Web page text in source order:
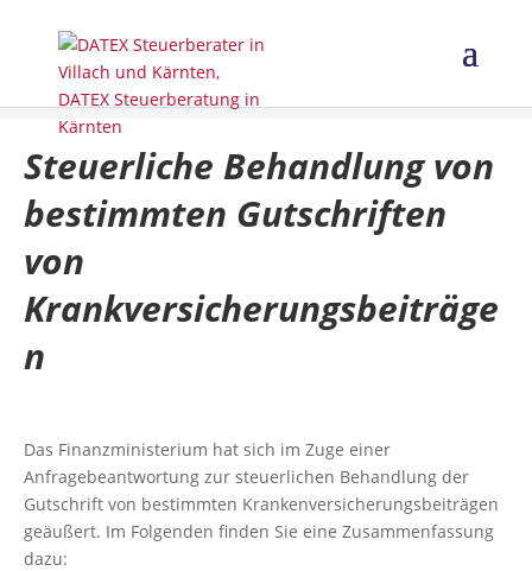
Steuerliche Behandlung von
bestimmten Gutschriften
von
Krankversicherungsbeiträge
n
Das Finanzministerium hat sich im Zuge einer
Anfragebeantwortung zur steuerlichen Behandlung der
Gutschrift von bestimmten Krankenversicherungsbeiträgen
geäußert. Im Folgenden finden Sie eine Zusammenfassung
dazu: